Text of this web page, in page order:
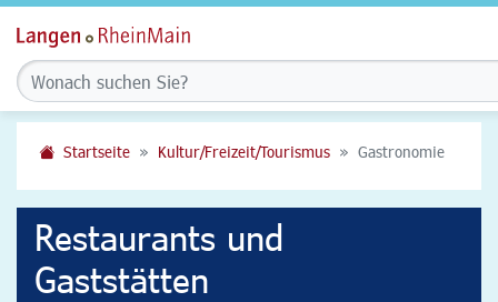
Startseite Kultur/Freizeit/Tourismus Gastronomie
Restaurants und
Gaststätten